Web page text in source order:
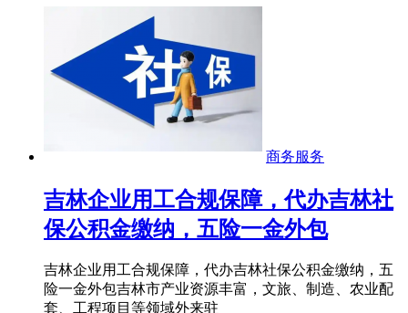
商务服务
吉林企业用工合规保障，代办吉林社
保公积金缴纳，五险一金外包
吉林企业用工合规保障，代办吉林社保公积金缴纳，五
险一金外包吉林市产业资源丰富，文旅、制造、农业配
套、工程项目等领域外来驻